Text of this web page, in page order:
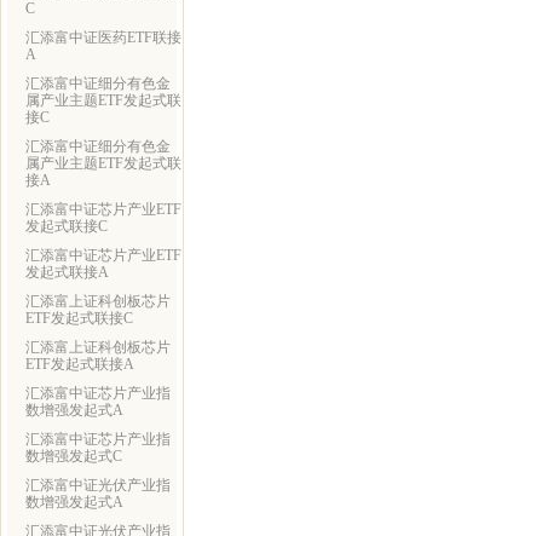
C
汇添富中证医药ETF联接
A
汇添富中证细分有色金
属产业主题ETF发起式联
接C
汇添富中证细分有色金
属产业主题ETF发起式联
接A
汇添富中证芯片产业ETF
发起式联接C
汇添富中证芯片产业ETF
发起式联接A
汇添富上证科创板芯片
ETF发起式联接C
汇添富上证科创板芯片
ETF发起式联接A
汇添富中证芯片产业指
数增强发起式A
汇添富中证芯片产业指
数增强发起式C
汇添富中证光伏产业指
数增强发起式A
汇添富中证光伏产业指